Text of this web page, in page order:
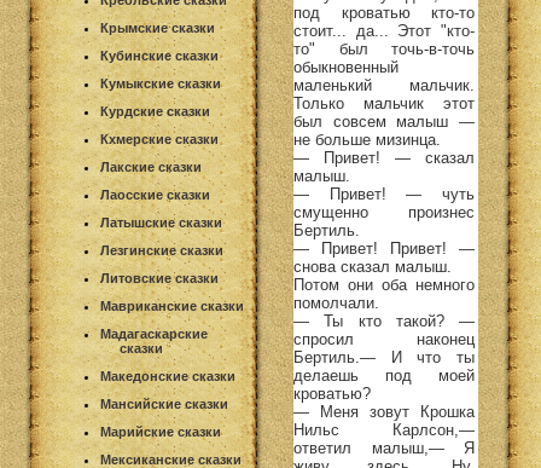
Крымские сказки
Кубинские сказки
Кумыкские сказки
Курдские сказки
Кхмерские сказки
Лакские сказки
Лаосские сказки
Латышские сказки
Лезгинские сказки
Литовские сказки
Мавриканские сказки
Мадагаскарские
сказки
Македонские сказки
Мансийские сказки
Марийские сказки
Мексиканские сказки
под кроватью кто-то
стоит... да... Этот "кто-
то" был точь-в-точь
обыкновенный
маленький мальчик.
Только мальчик этот
был совсем малыш —
не больше мизинца.
— Привет! — сказал
малыш.
— Привет! — чуть
смущенно произнес
Бертиль.
— Привет! Привет! —
снова сказал малыш.
Потом они оба немного
помолчали.
— Ты кто такой? —
спросил наконец
Бертиль.— И что ты
делаешь под моей
кроватью?
— Меня зовут Крошка
Нильс Карлсон,—
ответил малыш,— Я